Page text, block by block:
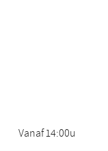
Vanaf 14:00u